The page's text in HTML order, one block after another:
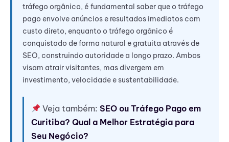
tráfego orgânico, é fundamental saber que o tráfego
pago envolve anúncios e resultados imediatos com
custo direto, enquanto o tráfego orgânico é
conquistado de forma natural e gratuita através de
SEO, construindo autoridade a longo prazo. Ambos
visam atrair visitantes, mas divergem em
investimento, velocidade e sustentabilidade.
Veja também:SEO ou Tráfego Pago em
Curitiba? Qual a Melhor Estratégia para
Seu Negócio?